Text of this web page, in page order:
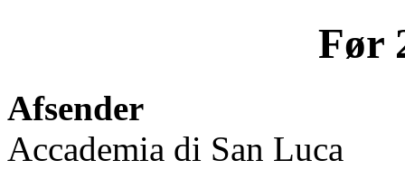
Før
Afsender
Accademia di San Luca